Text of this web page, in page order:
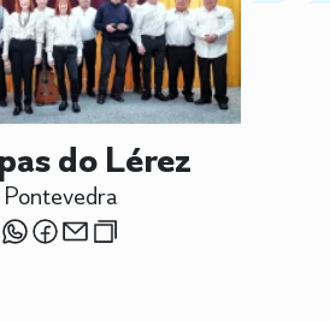
do Lérez
Pontevedra